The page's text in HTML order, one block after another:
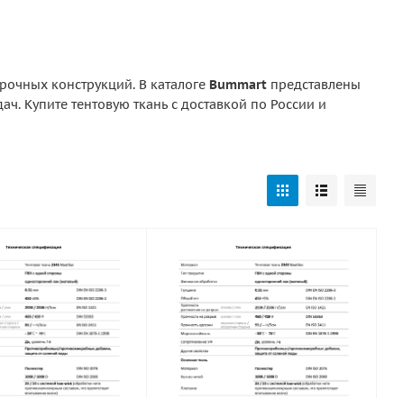
конструкций. В каталоге Bummart представлены
Купите тентовую ткань с доставкой по России и